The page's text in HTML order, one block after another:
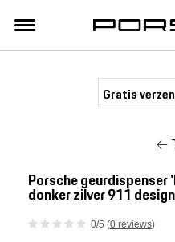
Nieuw
Gratis
Porsche geurdispenser
donker zilver 911 design
0/5 (0 reviews)